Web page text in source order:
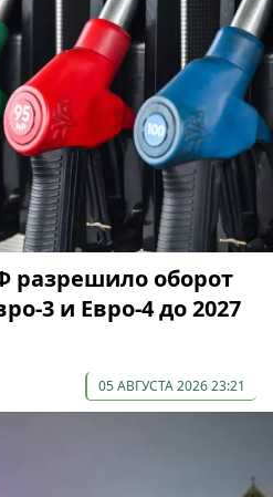
разрешило оборот
3 и Евро-4 до 2027
05 АВГУСТА 2026 23:21